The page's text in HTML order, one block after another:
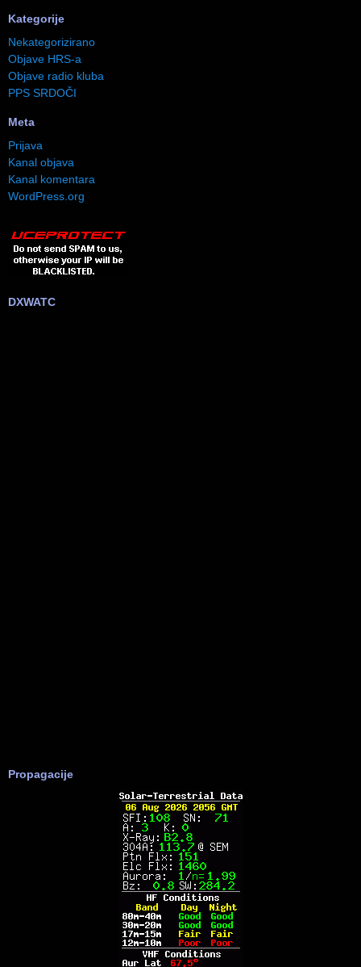
Kategorije
Nekategorizirano
Objave HRS-a
Objave radio kluba
PPS SRDOČI
Meta
Prijava
Kanal objava
Kanal komentara
WordPress.org
DXWATC
Propagacije